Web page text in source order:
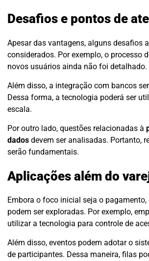
Desafios e pontos de
Apesar das vantagens, alguns desafios
considerados. Por exemplo, o processo
novos usuários ainda não foi detalhado.
Além disso, a integração com bancos
Dessa forma, a tecnologia poderá ser
escala.
Por outro lado, questões relacionadas à
dados devem ser analisadas. Portanto,
serão fundamentais.
Aplicações além do
Embora o foco inicial seja o
podem ser exploradas. Por exemplo,
utilizar a tecnologia para controle de
Além disso, eventos podem adotar o
de participantes. Dessa maneira, filas